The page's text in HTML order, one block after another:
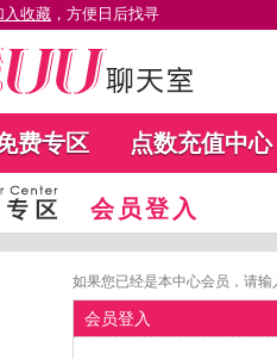
入收藏 ，方便日后找寻
费专区 点数充值中心
会员登入
如果您已经是本中心会员，请
会员登入